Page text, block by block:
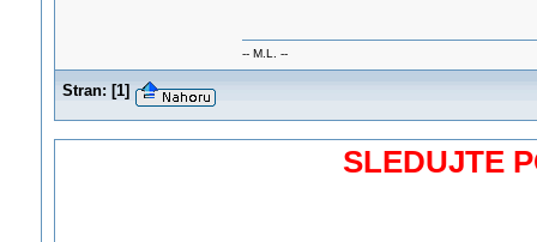
-- M.L. --
Stran: [1]
SLEDUJTE